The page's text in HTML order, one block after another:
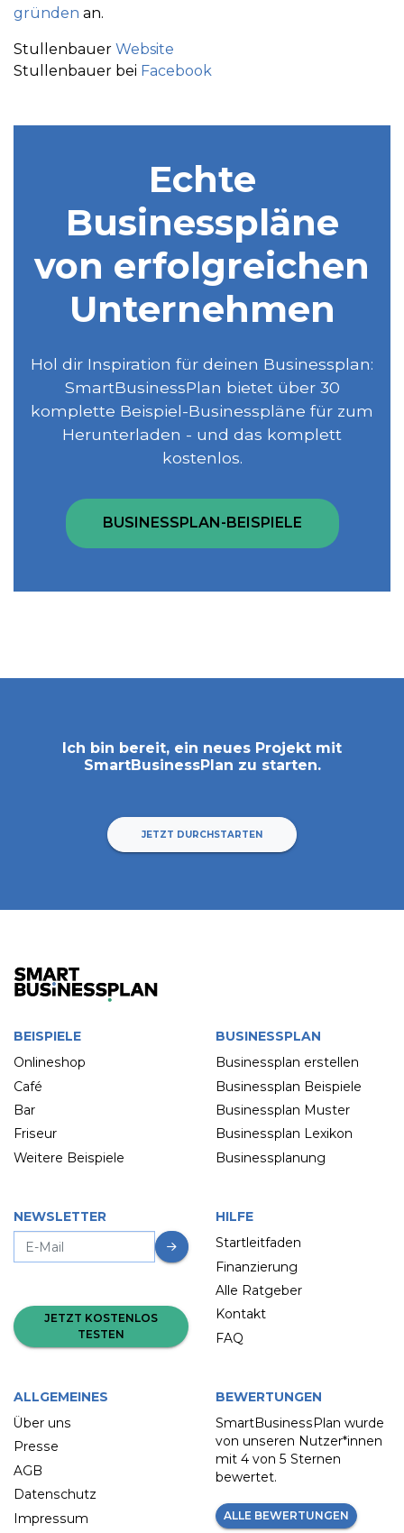
gründen an.
Stullenbauer Website
Stullenbauer bei Facebook
Echte
Businesspläne
von erfolgreichen
Unternehmen
Hol dir Inspiration für deinen Businessplan:
SmartBusinessPlan bietet über 30
komplette Beispiel-Businesspläne für zum
Herunterladen - und das komplett
kostenlos.
BUSINESSPLAN-BEISPIELE
Ich bin bereit, ein neues Projekt mit
SmartBusinessPlan zu starten.
JETZT DURCHSTARTEN
BEISPIELE
Onlineshop
Café
Bar
Friseur
Weitere Beispiele
BUSINESSPLAN
Businessplan erstellen
Businessplan Beispiele
Businessplan Muster
Businessplan Lexikon
Businessplanung
NEWSLETTER
JETZT KOSTENLOS
TESTEN
HILFE
Startleitfaden
Finanzierung
Alle Ratgeber
Kontakt
FAQ
ALLGEMEINES
Über uns
Presse
AGB
Datenschutz
Impressum
BEWERTUNGEN
SmartBusinessPlan wurde
von unseren Nutzer*innen
mit 4 von 5 Sternen
bewertet.
ALLE BEWERTUNGEN